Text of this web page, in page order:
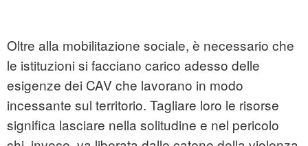
Oltre alla mobilitazione sociale, è necessario che
le istituzioni si facciano carico adesso delle
esigenze dei CAV che lavorano in modo
incessante sul territorio. Tagliare loro le risorse
significa lasciare nella solitudine e nel pericolo